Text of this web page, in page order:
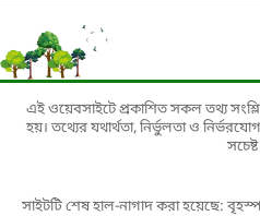
এই ওয়েবসাইটে প্রকাশিত সকল তথ্য
হয়। তথ্যের যথার্থতা, নির্ভুলতা ও
সাইটটি শেষ হাল-নাগাদ করা হয়েছে: